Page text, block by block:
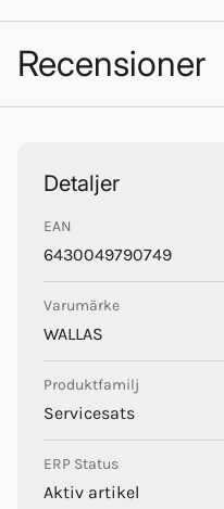
Wallas
Recensioner
Detaljer
EAN
6430049790749
Varumärke
WALLAS
Produktfamilj
Servicesats
ERP Status
Aktiv artikel